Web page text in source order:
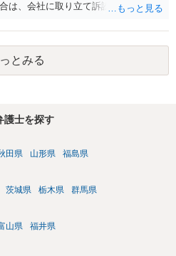
は、会社に取り立て訴訟を行うこと
え競売などを検討します。 ＞何もで
本は戻ってくるのでしょうか？ 取れ
原本の還付請求を行えば還付されま
できるのでしょうか？ できます。た
とみる
護士を探す
田県 山形県 福島県
茨城県 栃木県 群馬県
山県 福井県